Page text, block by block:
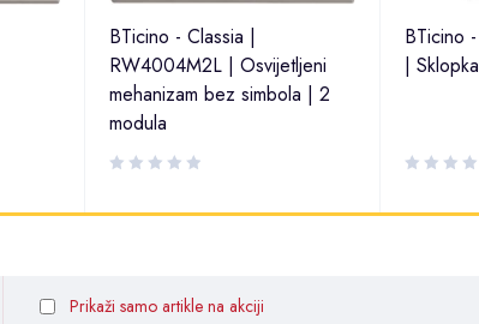
BTicino - Classia |
RW4004M2L | Osvijetljeni
mehanizam bez simbola | 2
modula
BTicino
|
Prikaži samo artikle na akciji